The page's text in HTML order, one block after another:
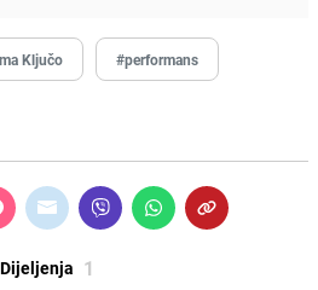
Ključo #performans
Dijeljenja 1